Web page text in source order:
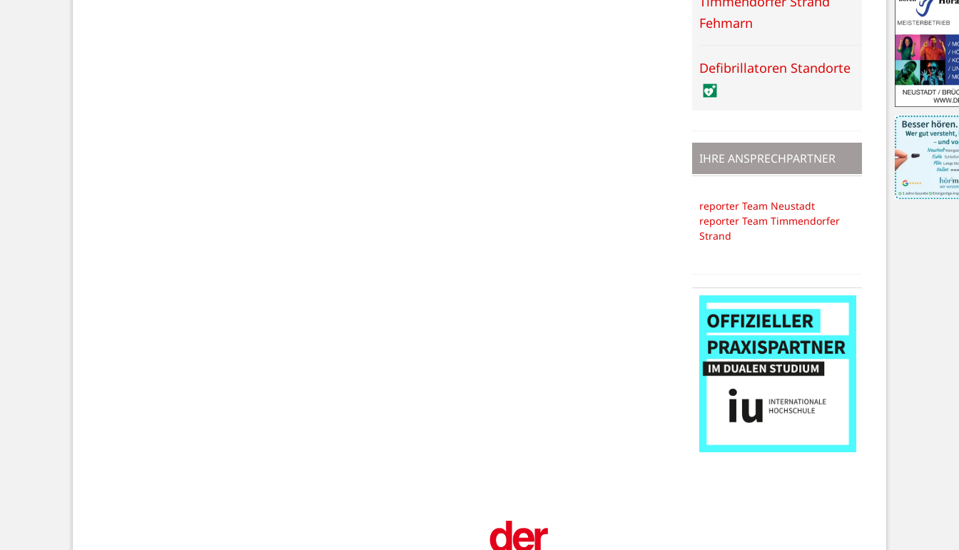
Fehmarn
Defibrillatoren Standorte
IHRE ANSPRECHPARTNER
reporter Team Neustadt
reporter Team Timmendorfer
Strand